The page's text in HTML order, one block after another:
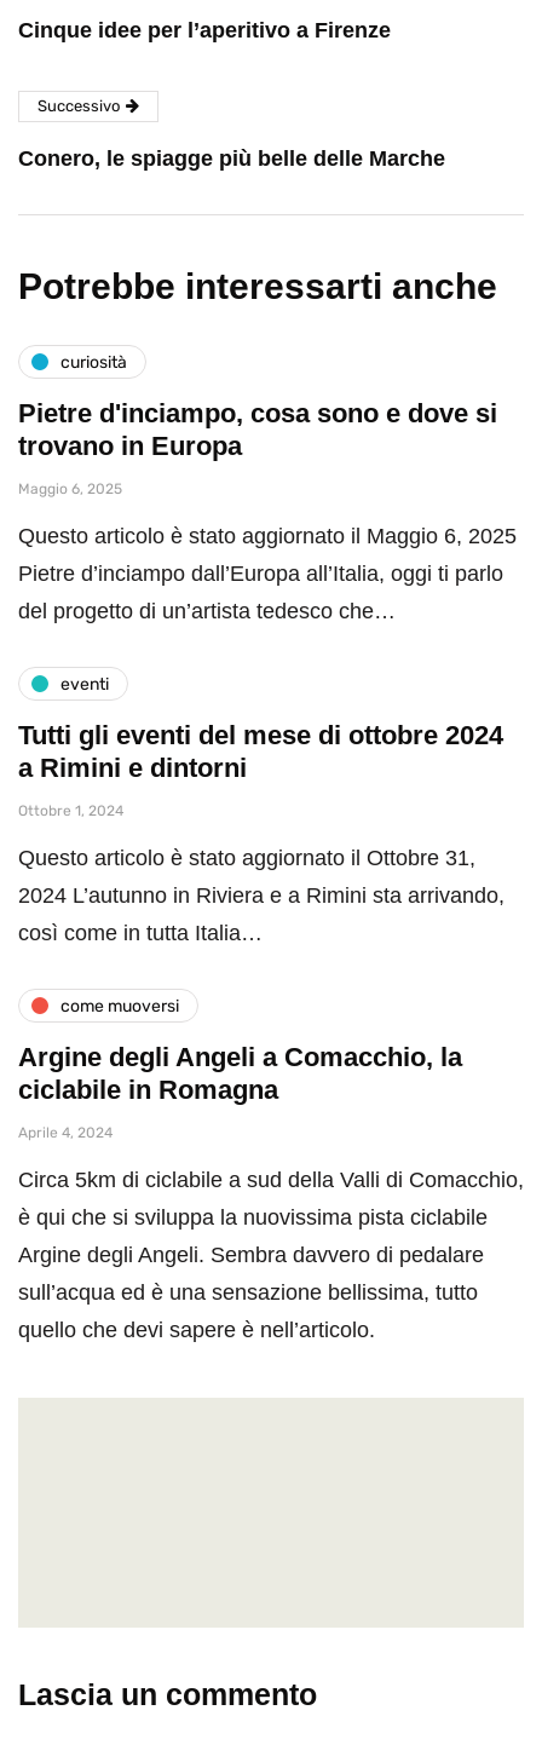
Cinque idee per l’aperitivo a Firenze
Successivo
Conero, le spiagge più belle delle Marche
Potrebbe interessarti anche
curiosità
Pietre d'inciampo, cosa sono e dove si
trovano in Europa
Maggio 6, 2025
Questo articolo è stato aggiornato il Maggio 6, 2025
Pietre d’inciampo dall’Europa all’Italia, oggi ti parlo
del progetto di un’artista tedesco che…
eventi
Tutti gli eventi del mese di ottobre 2024
a Rimini e dintorni
Ottobre 1, 2024
Questo articolo è stato aggiornato il Ottobre 31,
2024 L’autunno in Riviera e a Rimini sta arrivando,
così come in tutta Italia…
come muoversi
Argine degli Angeli a Comacchio, la
ciclabile in Romagna
Aprile 4, 2024
Circa 5km di ciclabile a sud della Valli di Comacchio,
è qui che si sviluppa la nuovissima pista ciclabile
Argine degli Angeli. Sembra davvero di pedalare
sull’acqua ed è una sensazione bellissima, tutto
quello che devi sapere è nell’articolo.
Lascia un commento